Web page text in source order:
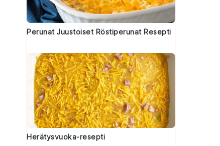
Perunat Juustoiset Röstiperunat Resepti
Herätysvuoka-resepti